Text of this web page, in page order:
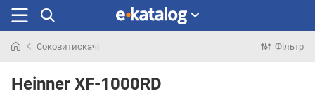
раніше
Соковитискачі Фільтр
Heinner XF-1000RD